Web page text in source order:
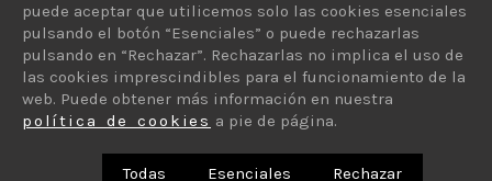
© 2026 AFIX Constructora - ¿Quieres un sitio como este? ©
protiendas.net
puede aceptar que utilicemos solo las cookies esenciales
pulsando el botón “Esenciales” o puede rechazarlas
pulsando en “Rechazar”. Rechazarlas no implica el uso de
las cookies imprescindibles para el funcionamiento de la
web. Puede obtener más información en nuestra
política de cookies a pie de página.
Todas Esenciales Rechazar